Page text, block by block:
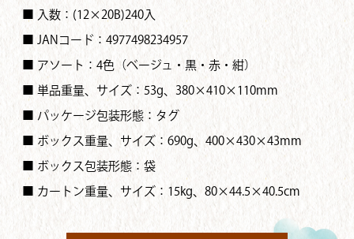
■ 入数：(12×20B)240入
■ JANコード：4977498234957
■ アソート：4色（ベージュ・黒・赤・紺）
■ 単品重量、サイズ：53g、380×410×110mm
■ パッケージ包装形態：タグ
■ ボックス重量、サイズ：690g、400×430×43mm
■ ボックス包装形態：袋
■ カートン重量、サイズ：15kg、80×44.5×40.5cm